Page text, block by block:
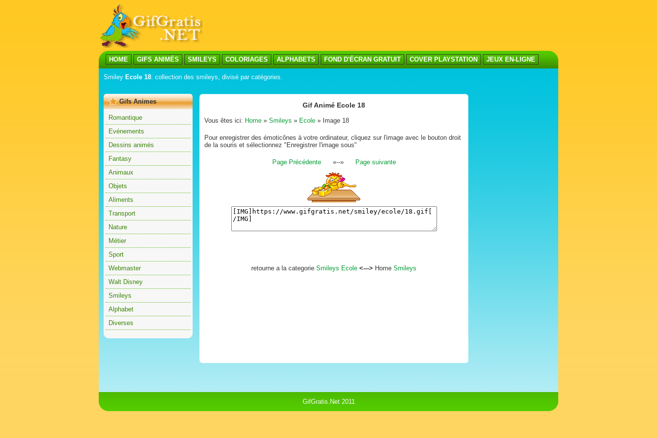
HOME GIFS ANIMÉS SMILEYS COLORIAGES ALPHABETS FOND D'ÉCRAN GRATUIT COVER PLAYSTATION JEUX EN-LIGNE
Smiley Ecole 18: collection des smileys, divisé par catégories.
Gifs Animes
Romantique
Evénements
Dessins animés
Fantasy
Animaux
Objets
Aliments
Transport
Nature
Métier
Sport
Webmaster
Walt Disney
Smileys
Alphabet
Diverses
Gif Animé Ecole 18
Vous êtes ici: Home » Smileys » Ecole » Image 18
Pour enregistrer des émoticônes à votre ordinateur, cliquez sur l'image avec le bouton droit
de la souris et sélectionnez "Enregistrer l'image sous"
Page Précédente«--» Page suivante
retourne a la categorie Smileys Ecole <---> Home Smileys
GifGratis.Net 2011